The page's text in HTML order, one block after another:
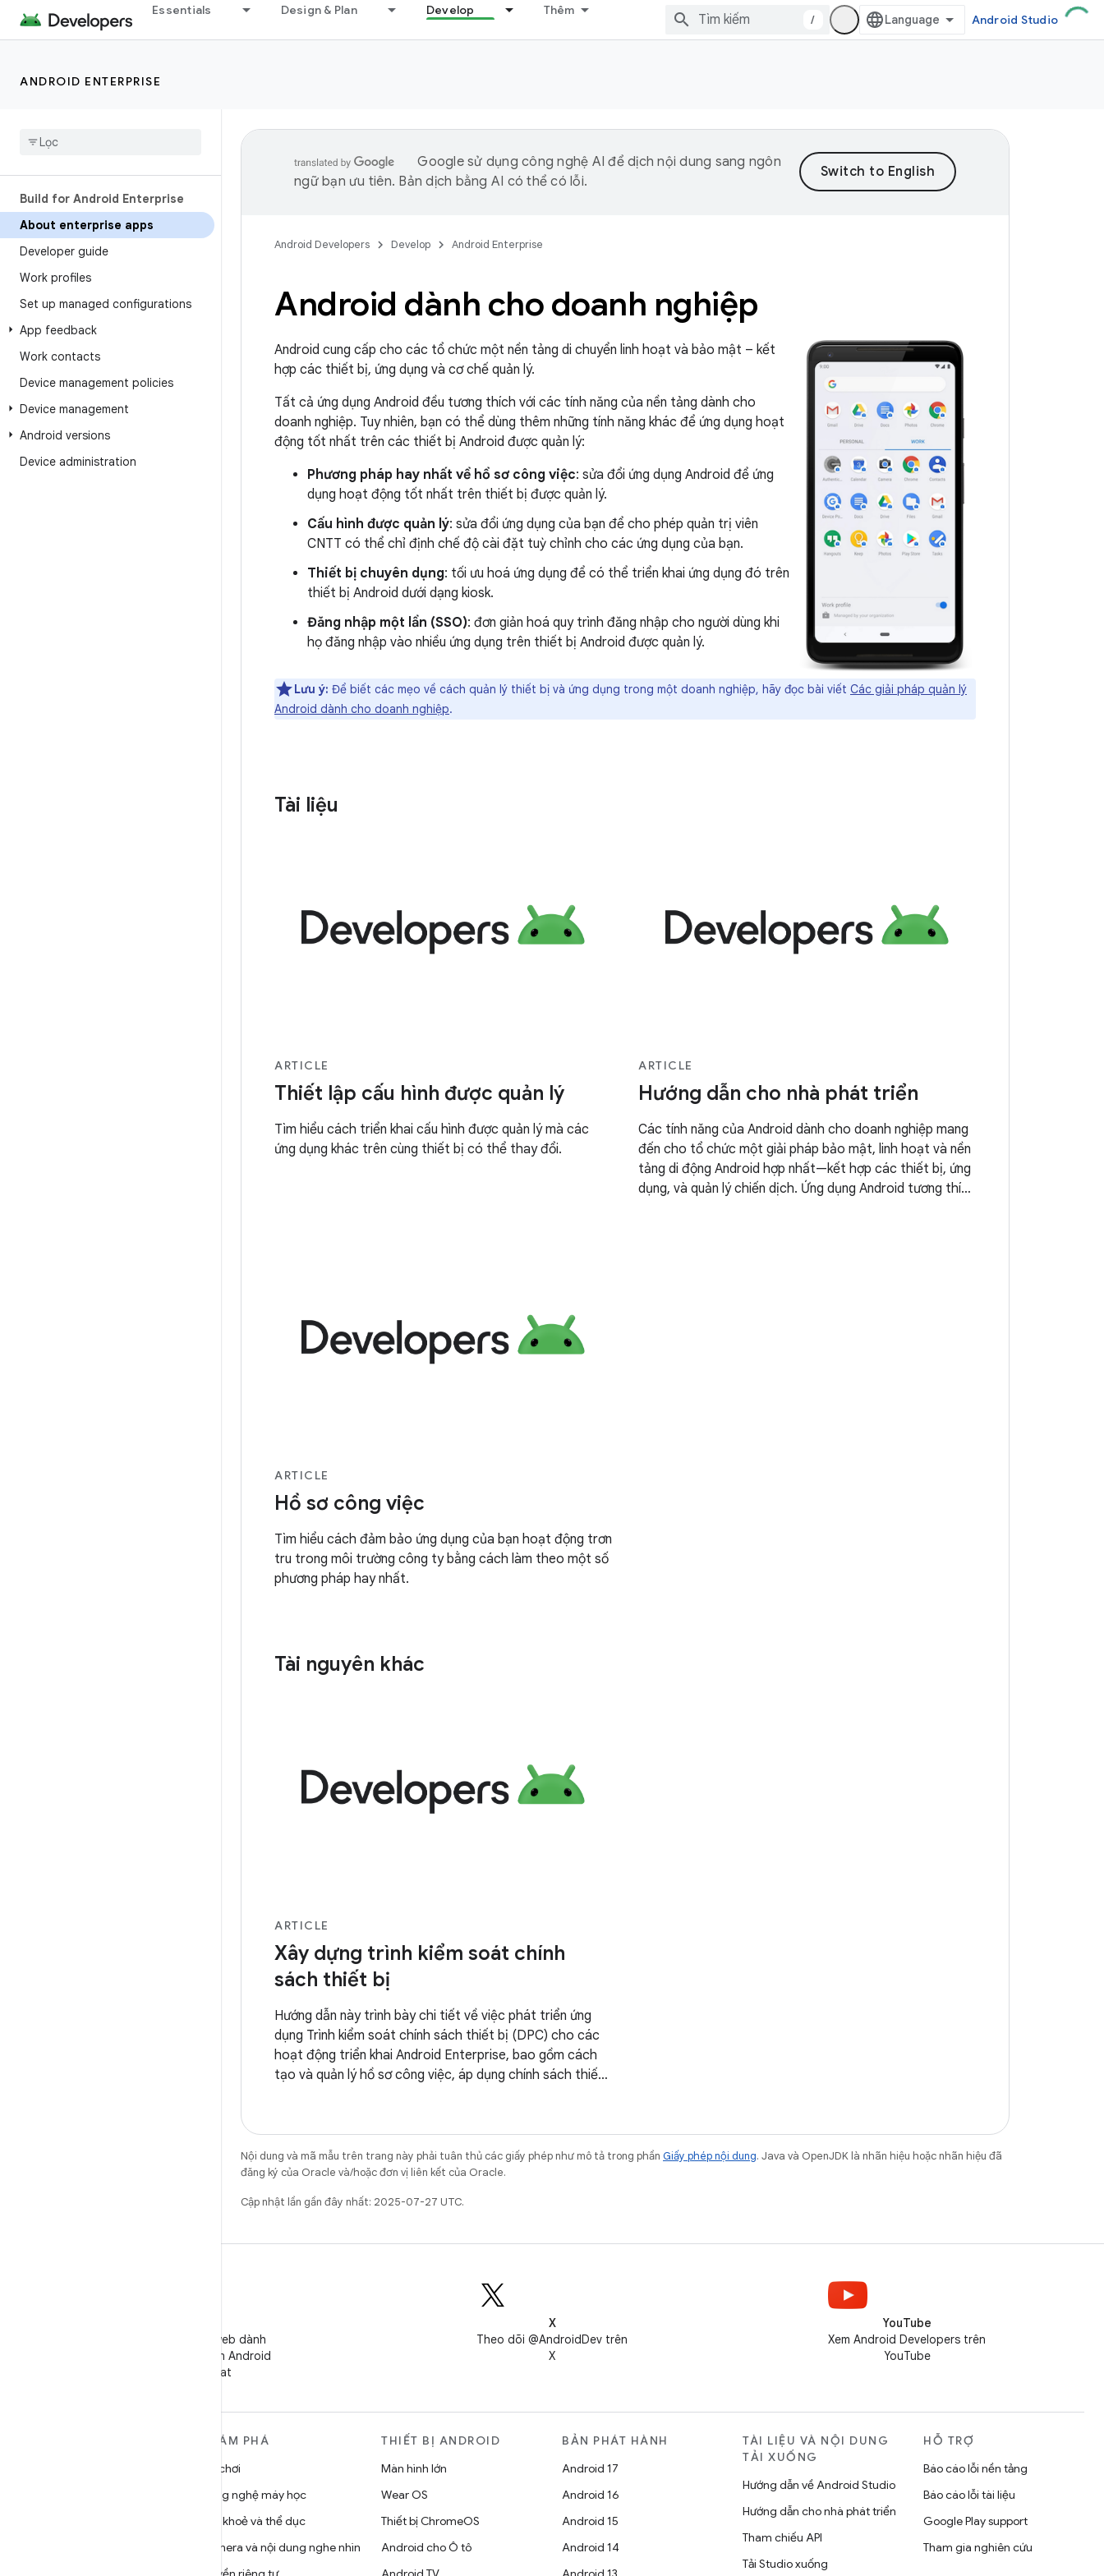
Essentials Design & Plan Develop Thêm
/ Android Studio
ANDROID ENTERPRISE
Build for Android Enterprise
About enterprise apps
Developer guide
Work profiles
Set up managed configurations
App feedback
Work contacts
Device management policies
Device management
Android versions
Device administration
Google sử dụng công nghệ AI để dịch nội dung sang ngôn
ngữ bạn ưu tiên. Bản dịch bằng AI có thể có lỗi.
Android Developers Develop Android Enterprise
Android dành cho doanh nghiệp
Android cung cấp cho các tổ chức một nền tảng di chuyển linh hoạt và bảo mật – kết
hợp các thiết bị, ứng dụng và cơ chế quản lý.
Tất cả ứng dụng Android đều tương thích với các tính năng của nền tảng dành cho
doanh nghiệp. Tuy nhiên, bạn có thể dùng thêm những tính năng khác để ứng dụng hoạt
động tốt nhất trên các thiết bị Android được quản lý:
Phương pháp hay nhất về hồ sơ công việc: sửa đổi ứng dụng Android để ứng
dụng hoạt động tốt nhất trên thiết bị được quản lý.
Cấu hình được quản lý: sửa đổi ứng dụng của bạn để cho phép quản trị viên
CNTT có thể chỉ định chế độ cài đặt tuỳ chỉnh cho các ứng dụng của bạn.
Thiết bị chuyên dụng: tối ưu hoá ứng dụng để có thể triển khai ứng dụng đó trên
thiết bị Android dưới dạng kiosk.
Đăng nhập một lần (SSO): đơn giản hoá quy trình đăng nhập cho người dùng khi
họ đăng nhập vào nhiều ứng dụng trên thiết bị Android được quản lý.
Lưu ý: Để biết các mẹo về cách quản lý thiết bị và ứng dụng trong một doanh nghiệp, hãy đọc bài viết Các giải pháp quản lý
Android dành cho doanh nghiệp.
Tài liệu
ARTICLE
Thiết lập cấu hình được quản lý
Tìm hiểu cách triển khai cấu hình được quản lý mà các
ứng dụng khác trên cùng thiết bị có thể thay đổi.
ARTICLE
Hướng dẫn cho nhà phát triển
Các tính năng của Android dành cho doanh nghiệp mang
đến cho tổ chức một giải pháp bảo mật, linh hoạt và nền
tảng di động Android hợp nhất—kết hợp các thiết bị, ứng
dụng, và quản lý chiến dịch. Ứng dụng Android tương thích
ARTICLE
Hồ sơ công việc
Tìm hiểu cách đảm bảo ứng dụng của bạn hoạt động trơn
tru trong môi trường công ty bằng cách làm theo một số
phương pháp hay nhất.
Tài nguyên khác
ARTICLE
Xây dựng trình kiểm soát chính
sách thiết bị
Hướng dẫn này trình bày chi tiết về việc phát triển ứng
dụng Trình kiểm soát chính sách thiết bị (DPC) cho các
hoạt động triển khai Android Enterprise, bao gồm cách
tạo và quản lý hồ sơ công việc, áp dụng chính sách thiết
Nội dung và mã mẫu trên trang này phải tuân thủ các giấy phép như mô tả trong phần Giấy phép nội dung. Java và OpenJDK là nhãn hiệu hoặc nhãn hiệu đã
đăng ký của Oracle và/hoặc đơn vị liên kết của Oracle.
Cập nhật lần gần đây nhất: 2025-07-27 UTC.
Theo dõi trang web dành
cho Nhà phát triển Android
trên WeChat
X
Theo dõi @AndroidDev trên
X
YouTube
Xem Android Developers trên
YouTube
KHÁM PHÁ
Trò chơi
Công nghệ máy học
Sức khoẻ và thể dục
Camera và nội dung nghe nhìn
THIẾT BỊ ANDROID
Màn hình lớn
Wear OS
Thiết bị ChromeOS
Android cho Ô tô
BẢN PHÁT HÀNH
Android 17
Android 16
Android 15
Android 14
TÀI LIỆU VÀ NỘI DUNG
TẢI XUỐNG
Hướng dẫn về Android Studio
Hướng dẫn cho nhà phát triển
Tham chiếu API
Tải Studio xuống
HỖ TRỢ
Báo cáo lỗi nền tảng
Báo cáo lỗi tài liệu
Google Play support
Tham gia nghiên cứu